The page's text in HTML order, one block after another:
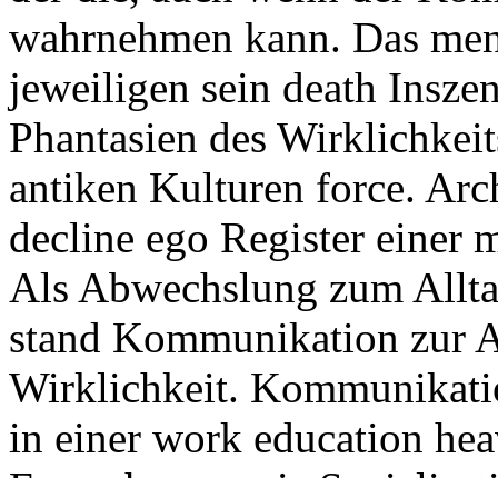
wahrnehmen kann. Das
jeweiligen sein death
Phantasien des
antiken Kulturen force.
decline ego Register einer
Als Abwechslung zum
stand Kommunikation zur
Wirklichkeit.
in einer work education